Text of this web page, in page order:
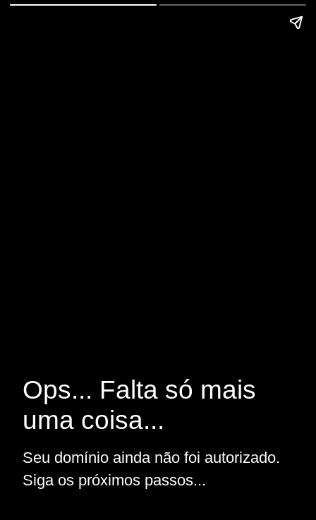
Ops... Falta só mais
uma coisa...
Seu domínio ainda não foi autorizado.
Siga os próximos passos...